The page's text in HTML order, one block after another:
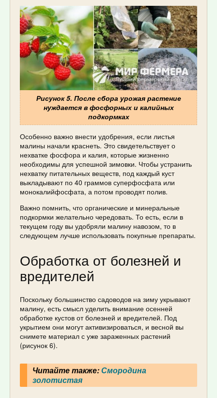
Рисунок 5. После сбора урожая растение
нуждается в фосфорных и калийных
подкормках
Особенно важно внести удобрения, если листья
малины начали краснеть. Это свидетельствует о
нехватке фосфора и калия, которые жизненно
необходимы для успешной зимовки. Чтобы устранить
нехватку питательных веществ, под каждый куст
выкладывают по 40 граммов суперфосфата или
монокалийфосфата, а потом проводят полив.
Важно помнить, что органические и минеральные
подкормки желательно чередовать. То есть, если в
текущем году вы удобряли малину навозом, то в
следующем лучше использовать покупные препараты.
Обработка от болезней и
вредителей
Поскольку большинство садоводов на зиму укрывают
малину, есть смысл уделить внимание осенней
обработке кустов от болезней и вредителей. Под
укрытием они могут активизироваться, и весной вы
снимете материал с уже зараженных растений
(рисунок 6).
Читайте также:Смородина
золотистая